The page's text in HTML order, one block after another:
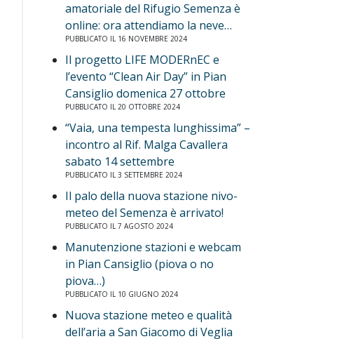
amatoriale del Rifugio Semenza è
online: ora attendiamo la neve…
PUBBLICATO IL 16 NOVEMBRE 2024
Il progetto LIFE MODERnEC e
l’evento “Clean Air Day” in Pian
Cansiglio domenica 27 ottobre
PUBBLICATO IL 20 OTTOBRE 2024
“Vaia, una tempesta lunghissima” –
incontro al Rif. Malga Cavallera
sabato 14 settembre
PUBBLICATO IL 3 SETTEMBRE 2024
Il palo della nuova stazione nivo-
meteo del Semenza è arrivato!
PUBBLICATO IL 7 AGOSTO 2024
Manutenzione stazioni e webcam
in Pian Cansiglio (piova o no
piova…)
PUBBLICATO IL 10 GIUGNO 2024
Nuova stazione meteo e qualità
dell’aria a San Giacomo di Veglia